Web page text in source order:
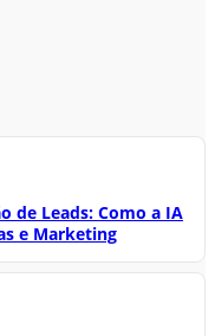
de Leads: Como a IA
e Marketing